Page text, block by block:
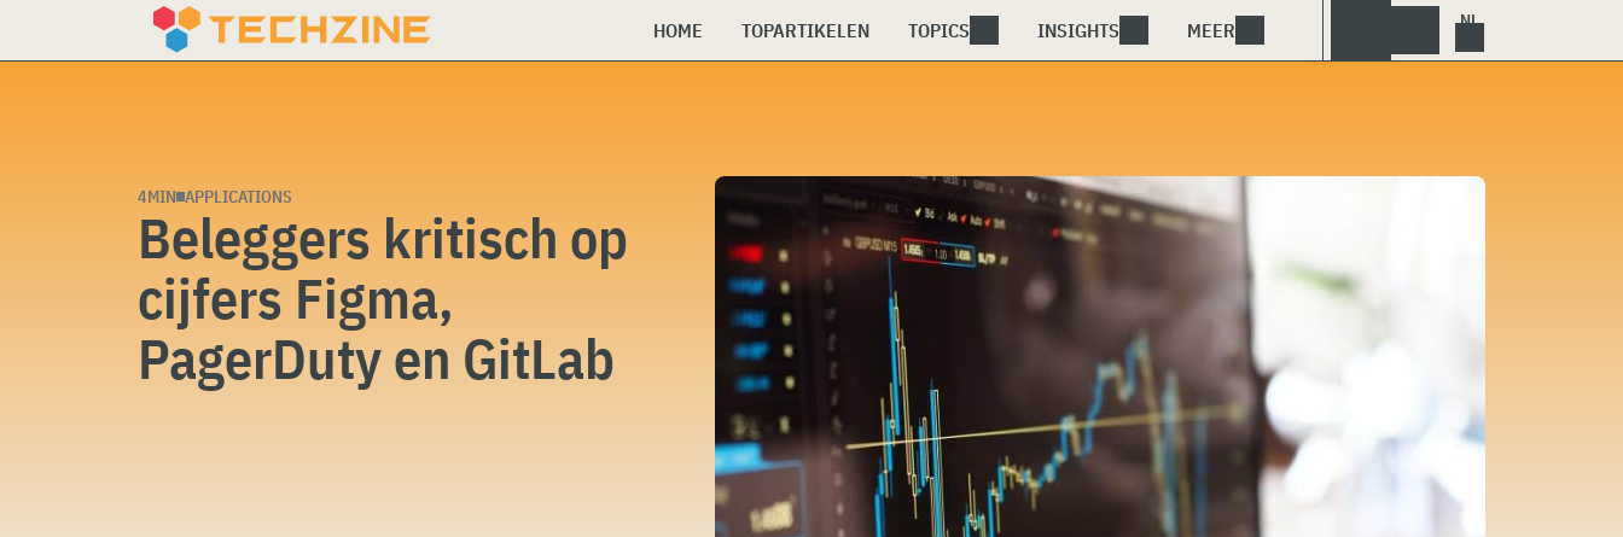
HOME TOPARTIKELEN TOPICS INSIGHTS MEER
4MIN APPLICATIONS
Beleggers kritisch op
cijfers Figma,
PagerDuty en GitLab